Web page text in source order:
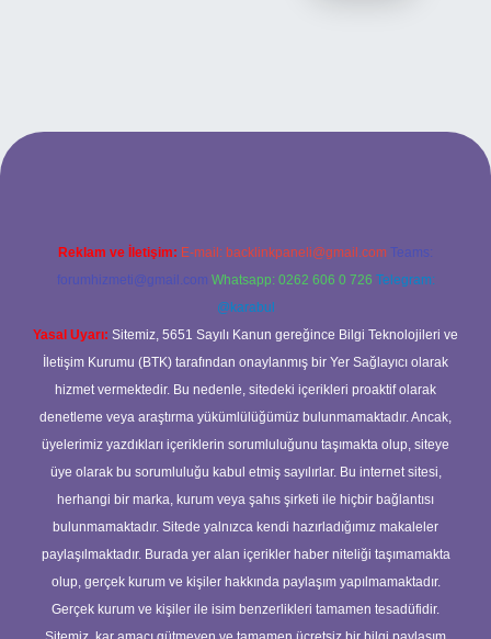
giriş
Reklam ve İletişim: E-mail: backlinkpaneli@gmail.com Teams:
forumhizmeti@gmail.com Whatsapp: 0262 606 0 726 Telegram:
@karabul
Yasal Uyarı: Sitemiz, 5651 Sayılı Kanun gereğince Bilgi Teknolojileri ve
İletişim Kurumu (BTK) tarafından onaylanmış bir Yer Sağlayıcı olarak
hizmet vermektedir. Bu nedenle, sitedeki içerikleri proaktif olarak
denetleme veya araştırma yükümlülüğümüz bulunmamaktadır. Ancak,
üyelerimiz yazdıkları içeriklerin sorumluluğunu taşımakta olup, siteye
üye olarak bu sorumluluğu kabul etmiş sayılırlar. Bu internet sitesi,
herhangi bir marka, kurum veya şahıs şirketi ile hiçbir bağlantısı
bulunmamaktadır. Sitede yalnızca kendi hazırladığımız makaleler
paylaşılmaktadır. Burada yer alan içerikler haber niteliği taşımamakta
olup, gerçek kurum ve kişiler hakkında paylaşım yapılmamaktadır.
Gerçek kurum ve kişiler ile isim benzerlikleri tamamen tesadüfidir.